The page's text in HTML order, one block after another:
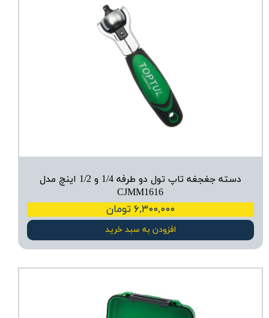
دسته جغجغه تاپ تول دو طرفه 1/4 و 1/2 اینچ مدل
CJMM1616
۶,۳۰۰,۰۰۰ تومان
افزودن به سبد خرید